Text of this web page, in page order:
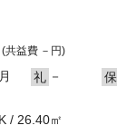
(共益費 －円)
礼 － 保
/ 26.40㎡